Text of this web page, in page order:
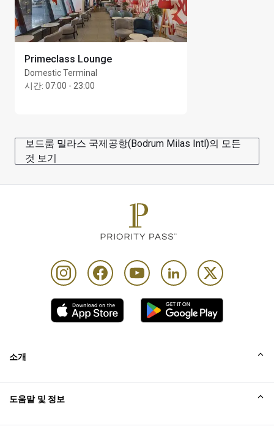
Primeclass Lounge
Domestic Terminal
시간: 07:00 - 23:00
보드룸 밀라스 국제공항(Bodrum Milas Intl)의 모든
것 보기
소개
도움말 및 정보